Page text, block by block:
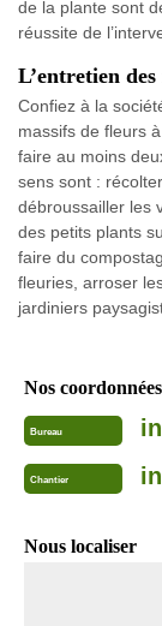
de la plante sont
réussite de
L’entretien
Confiez à la
massifs de fleurs
faire au moins
sens sont :
débroussailler les
des petits plants
faire du
fleuries, arroser
jardiniers
Nos coordonnées
Bureau
Chantier
Nous localiser